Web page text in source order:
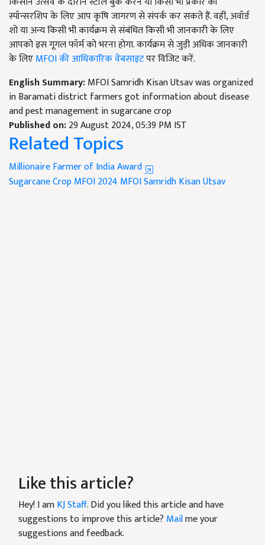
स्पॉन्सरशिप के लिए आप कृषि जागरण से संपर्क कर सकते हैं. वहीं, अवॉर्ड
शो या अन्य किसी भी कार्यक्रम से संबंधित किसी भी जानकारी के लिए
आपको इस गूगल फॉर्म को भरना होगा. कार्यक्रम से जुड़ी अधिक जानकारी
के लिएMFOI की आधिकारिक वेबसाइटपर विजिट करें.
English Summary:MFOI Samridh Kisan Utsav was organized
in Baramati district farmers got information about disease
and pest management in sugarcane crop
Published on:29 August 2024, 05:39 PM IST
Related Topics
Millionaire Farmer of India Award
Sugarcane CropMFOI 2024 MFOI Samridh Kisan Utsav
Like this article?
Hey! I amKJ Staff. Did you liked this article and have
suggestions to improve this article? Mailme your
suggestions and feedback.